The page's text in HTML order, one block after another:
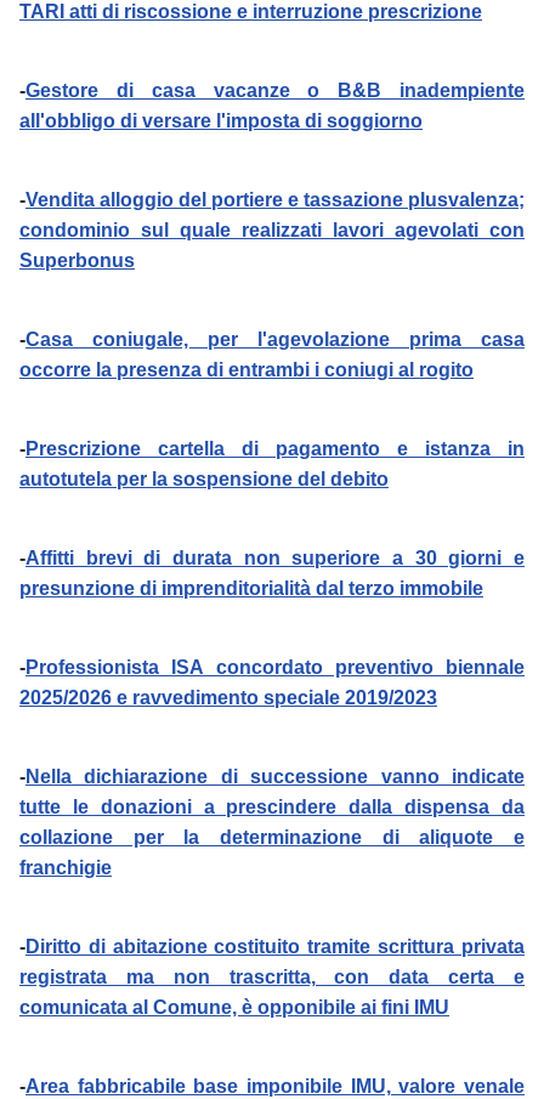
TARI atti di riscossione e interruzione prescrizione
-Gestore di casa vacanze o B&B inadempiente
all'obbligo di versare l'imposta di soggiorno
-Vendita alloggio del portiere e tassazione plusvalenza;
condominio sul quale realizzati lavori agevolati con
Superbonus
-Casa coniugale, per l'agevolazione prima casa
occorre la presenza di entrambi i coniugi al rogito
-Prescrizione cartella di pagamento e istanza in
autotutela per la sospensione del debito
-Affitti brevi di durata non superiore a 30 giorni e
presunzione di imprenditorialità dal terzo immobile
-Professionista ISA concordato preventivo biennale
2025/2026 e ravvedimento speciale 2019/2023
-Nella dichiarazione di successione vanno indicate
tutte le donazioni a prescindere dalla dispensa da
collazione per la determinazione di aliquote e
franchigie
-Diritto di abitazione costituito tramite scrittura privata
registrata ma non trascritta, con data certa e
comunicata al Comune, è opponibile ai fini IMU
-Area fabbricabile base imponibile IMU, valore venale